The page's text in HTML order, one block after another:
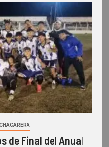
de Final del Anual